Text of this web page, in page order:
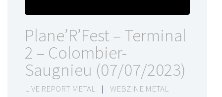
Plane’R’Fest – Terminal
2 – Colombier-
Saugnieu (07/07/2023)
LIVE REPORT METAL | WEBZINE METAL